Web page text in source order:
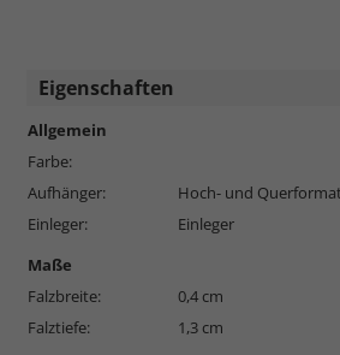
Eigenschaften
Allgemein
Farbe:
Aufhänger:
Hoch- und Querformat
Einleger:
Einleger
Maße
Falzbreite:
0,4 cm
Falztiefe:
1,3 cm